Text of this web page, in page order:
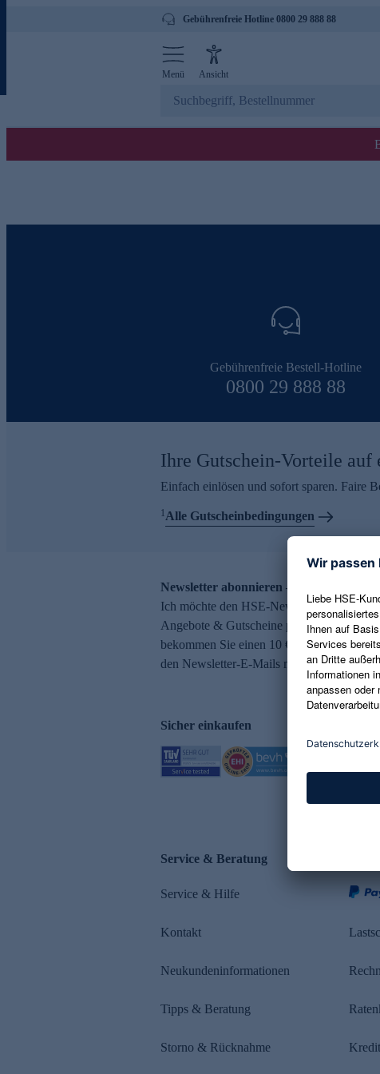
Gebührenfreie Hotline 0800 29 888 88
Menü Ansicht
Gebührenfreie Bestell-Hotline
0800 29 888 88
Ihre Gutschein-Vorteile auf
Einfach einlösen und sofort sparen. Faire
1Alle Gutscheinbedingungen
Newsletter abonnieren – 10 € Gutschein
Ich möchte den HSE-Newsletter
Angebote & Gutscheine per E-Mail
bekommen Sie einen 10 € Gutschein.
den Newsletter-E-Mails möglich.
Sicher einkaufen
Service & Beratung
Service & Hilfe
Kontakt
Neukundeninformationen
Tipps & Beratung
Storno & Rücknahme